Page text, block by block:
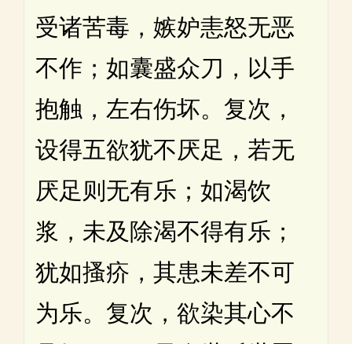
受诸苦毒，嫉妒恚怒无恶
不作；如囊盛众刀，以手
抱触，左右伤坏。复次，
设得五欲犹不厌足，若无
厌足则无有乐；如渴饮
浆，未及除渴不得有乐；
犹如搔疥，其患未差不可
为乐。复次，欲染其心不